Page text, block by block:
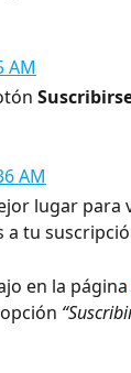
lugar
a tu
en la página